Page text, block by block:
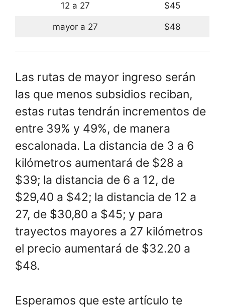
12 a 27 $45
mayor a 27 $48
Las rutas de mayor ingreso serán
las que menos subsidios reciban,
estas rutas tendrán incrementos de
entre 39% y 49%, de manera
escalonada. La distancia de 3 a 6
kilómetros aumentará de $28 a
$39; la distancia de 6 a 12, de
$29,40 a $42; la distancia de 12 a
27, de $30,80 a $45; y para
trayectos mayores a 27 kilómetros
el precio aumentará de $32.20 a
$48.
Esperamos que este artículo te